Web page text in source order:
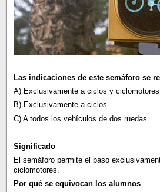
Las indicaciones de este semáforo se
A) Exclusivamente a ciclos y ciclomotores
B) Exclusivamente a ciclos.
C) A todos los vehículos de dos ruedas.
Significado
El semáforo permite el paso
ciclomotores.
Por qué se equivocan los alumnos